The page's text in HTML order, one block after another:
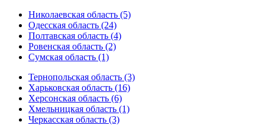
Николаевская область (5)
Одесская область (24)
Полтавская область (4)
Ровенская область (2)
Сумская область (1)
Тернопольская область (3)
Харьковская область (16)
Херсонская область (6)
Хмельницкая область (1)
Черкасская область (3)